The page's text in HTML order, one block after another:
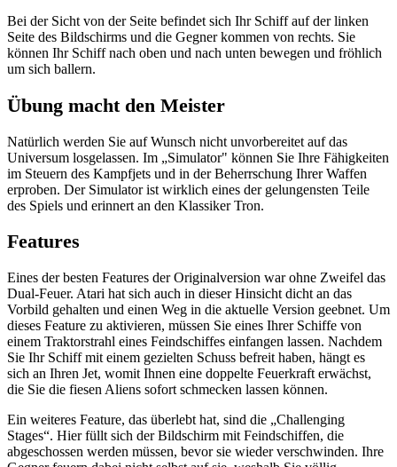
Bei der Sicht von der Seite befindet sich Ihr Schiff auf der linken
Seite des Bildschirms und die Gegner kommen von rechts. Sie
können Ihr Schiff nach oben und nach unten bewegen und fröhlich
um sich ballern.
Übung macht den Meister
Natürlich werden Sie auf Wunsch nicht unvorbereitet auf das
Universum losgelassen. Im „Simulator" können Sie Ihre Fähigkeiten
im Steuern des Kampfjets und in der Beherrschung Ihrer Waffen
erproben. Der Simulator ist wirklich eines der gelungensten Teile
des Spiels und erinnert an den Klassiker Tron.
Features
Eines der besten Features der Originalversion war ohne Zweifel das
Dual-Feuer. Atari hat sich auch in dieser Hinsicht dicht an das
Vorbild gehalten und einen Weg in die aktuelle Version geebnet. Um
dieses Feature zu aktivieren, müssen Sie eines Ihrer Schiffe von
einem Traktorstrahl eines Feindschiffes einfangen lassen. Nachdem
Sie Ihr Schiff mit einem gezielten Schuss befreit haben, hängt es
sich an Ihren Jet, womit Ihnen eine doppelte Feuerkraft erwächst,
die Sie die fiesen Aliens sofort schmecken lassen können.
Ein weiteres Feature, das überlebt hat, sind die „Challenging
Stages“. Hier füllt sich der Bildschirm mit Feindschiffen, die
abgeschossen werden müssen, bevor sie wieder verschwinden. Ihre